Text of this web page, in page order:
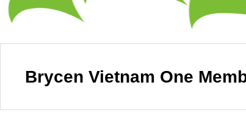
Brycen Vietnam One